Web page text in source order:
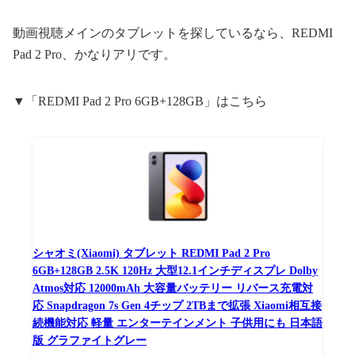
動画視聴メインのタブレットを探しているなら、REDMI
Pad 2 Pro、かなりアリです。
▼「REDMI Pad 2 Pro 6GB+128GB」はこちら
シャオミ(Xiaomi) タブレット REDMI Pad 2 Pro
6GB+128GB 2.5K 120Hz 大型12.1インチディスプレ Dolby
Atmos対応 12000mAh 大容量バッテリー リバース充電対
応 Snapdragon 7s Gen 4チップ 2TBまで拡張 Xiaomi相互接
続機能対応 軽量 エンターテインメント 子供用にも 日本語
版 グラファイトグレー